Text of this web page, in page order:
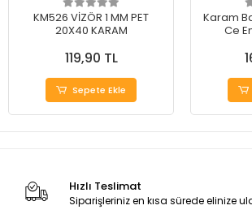
KM526 VİZÖR 1 MM PET
20X40 KARAM
119,90 TL
Sepete Ekle
Karam
Ce
Hızlı Teslimat
Siparişleriniz en kısa sürede elinize